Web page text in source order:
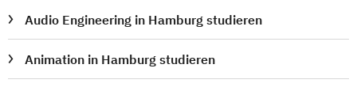
Audio Engineering in Hamburg studieren
Animation in Hamburg studieren